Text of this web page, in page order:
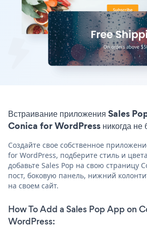
Встраивание приложения Sales
Conica for WordPress никогда не
Создайте свое собственное
for WordPress, подберите стиль и
добавьте Sales Pop на свою страницу
пост, боковую панель, нижний
на своем сайт.
How To Add a Sales Pop App on
WordPress: